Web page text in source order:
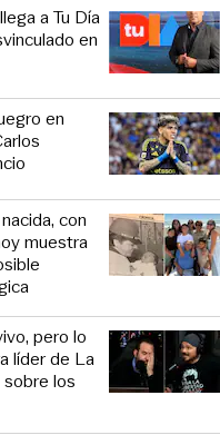
a Tu Día
en
en
con
muestra
pero lo
líder de La
sobre los